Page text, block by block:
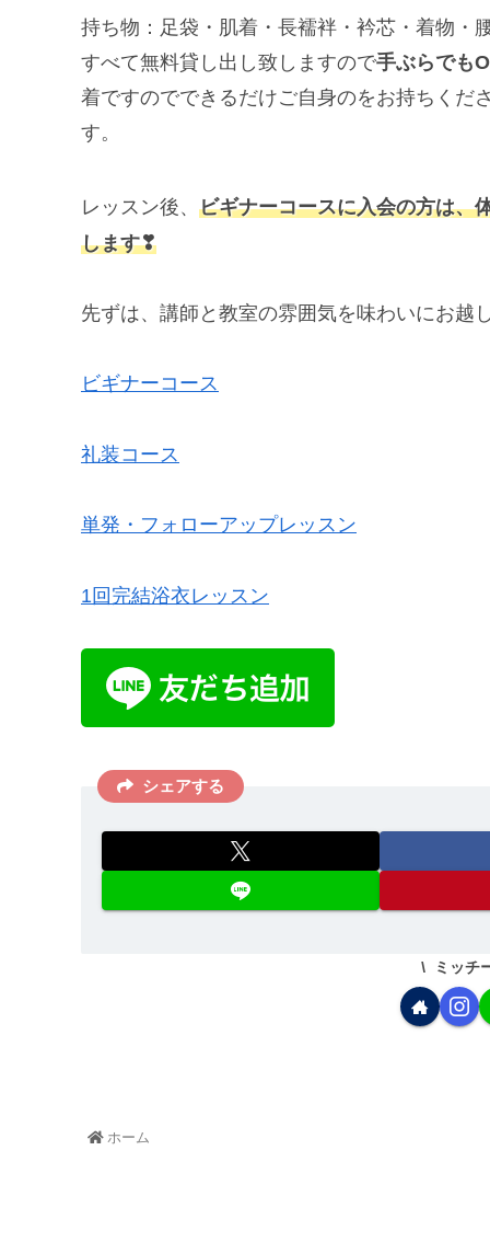
持ち物：足袋・肌着・長襦袢・衿芯・着物・
すべて無料貸し出し致しますので手ぶらでも
着ですのでできるだけご自身のをお持ちくだ
す。
レッスン後、 ビギナーコースに入会の方は、
します❣
先ずは、講師と教室の雰囲気を味わいにお越
ビギナーコース
礼装コース
単発・フォローアップレッスン
1回完結浴衣レッスン
シェアする
ミッチ
ホーム